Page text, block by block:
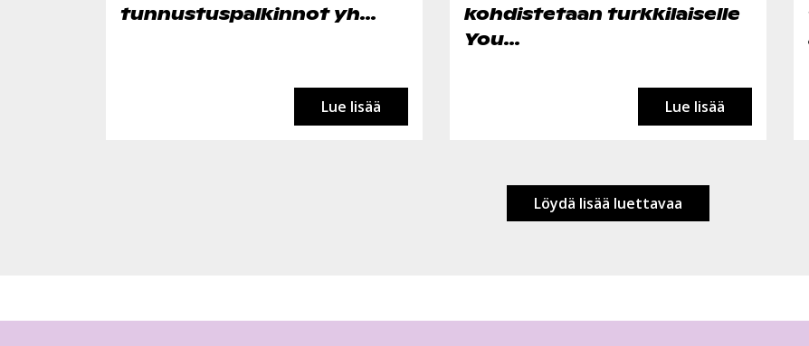
tunnustuspalkinnot yh...
Lue lisää
kohdistetaan turkkilaiselle
You...
Lue lisää
Löydä lisää luettavaa